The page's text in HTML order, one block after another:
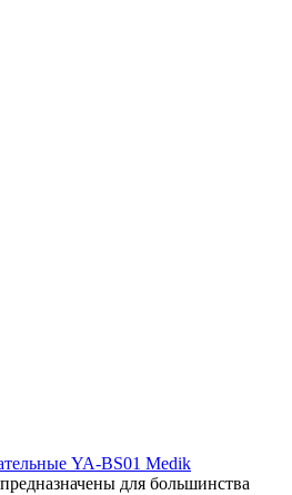
YA-BS01 Medik
для большинства